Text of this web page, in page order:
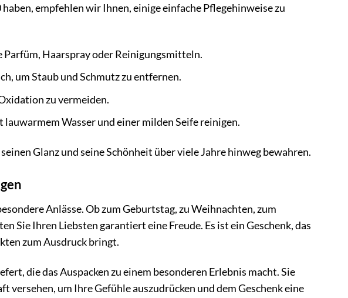
empfehlen wir Ihnen, einige einfache Pflegehinweise zu
Haarspray oder Reinigungsmitteln.
um Staub und Schmutz zu entfernen.
zu vermeiden.
Wasser und einer milden Seife reinigen.
Glanz und seine Schönheit über viele Jahre hinweg bewahren.
Anlässe. Ob zum Geburtstag, zu Weihnachten, zum
Sie Ihren Liebsten garantiert eine Freude. Es ist ein Geschenk, das
zum Ausdruck bringt.
die das Auspacken zu einem besonderen Erlebnis macht. Sie
um Ihre Gefühle auszudrücken und dem Geschenk eine